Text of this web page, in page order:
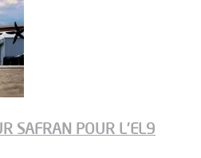
SAFRAN POUR L’EL9